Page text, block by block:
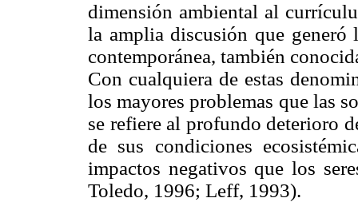
dimensión ambiental al
la amplia discusión que generó
contemporánea, también
Con cualquiera de estas
los mayores problemas que las
se refiere al profundo deterioro
de sus condiciones
impactos negativos que los
Toledo, 1996; Leff, 1993).